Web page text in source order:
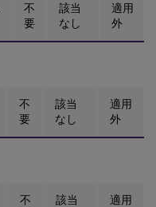
不
要
該当
なし
適用
外
不
要
該当
なし
適用
外
不
該当
適用